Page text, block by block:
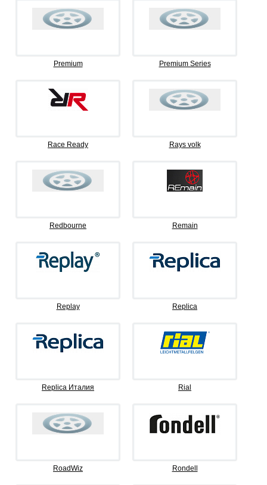
Premium Premium Series
Race Ready Rays volk
Redbourne Remain
Replay Replica
Replica Италия Rial
RoadWiz Rondell